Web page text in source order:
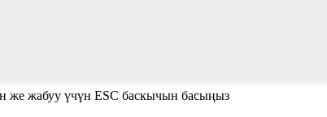
же жабуу үчүн ESC баскычын басыңыз